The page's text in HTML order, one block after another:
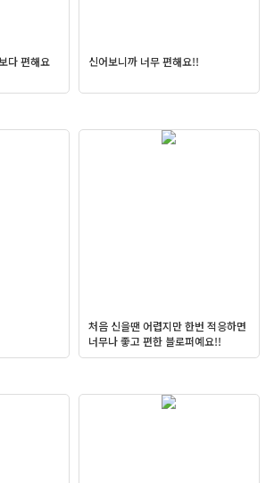
다 편해요
신어보니까 너무 편해요!!
처음 신을땐 어렵지만 한번 적응하면
너무나 좋고 편한 블로퍼예요!!